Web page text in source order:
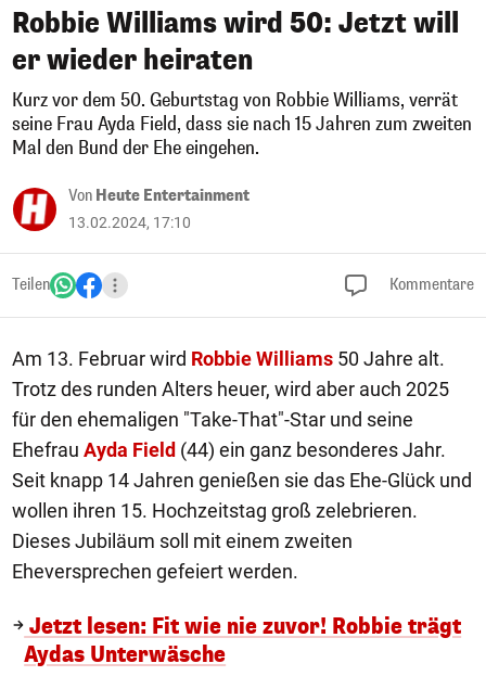
Robbie Williams wird 50: Jetzt will
er wieder heiraten
Kurz vor dem 50. Geburtstag von Robbie Williams, verrät
seine Frau Ayda Field, dass sie nach 15 Jahren zum zweiten
Mal den Bund der Ehe eingehen.
Von Heute Entertainment
13.02.2024, 17:10
Teilen Kommentare
Am 13. Februar wird Robbie Williams 50 Jahre alt.
Trotz des runden Alters heuer, wird aber auch 2025
für den ehemaligen "Take-That"-Star und seine
Ehefrau Ayda Field (44) ein ganz besonderes Jahr.
Seit knapp 14 Jahren genießen sie das Ehe-Glück und
wollen ihren 15. Hochzeitstag groß zelebrieren.
Dieses Jubiläum soll mit einem zweiten
Eheversprechen gefeiert werden.
Jetzt lesen: Fit wie nie zuvor! Robbie trägt
Aydas Unterwäsche